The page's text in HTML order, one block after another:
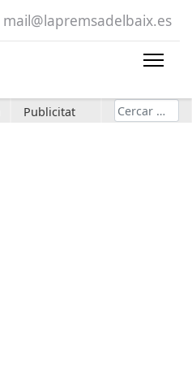
mail@lapremsadelbaix.es
Publicitat Cerca